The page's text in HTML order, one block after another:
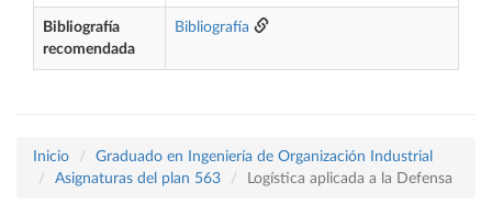
Bibliografía
recomendada
Bibliografía
Inicio
Graduado en Ingeniería de Organización Industrial
Asignaturas del plan 563
Logística aplicada a la Defensa